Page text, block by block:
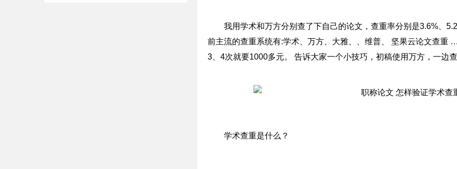
我用学术和万方分别查了下自己的论文，查重率分别是3.6%、
前主流的查重系统有:学术、万方、大雅、、维普、 坚果云论文查
3、4次就要1000多元。 告诉大家一个小技巧，初稿使用万方，一边
学术查重是什么？